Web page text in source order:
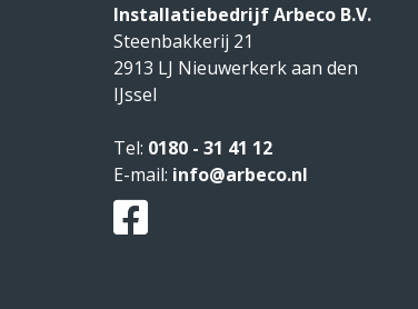
Installatiebedrijf Arbeco B.V.
Steenbakkerij 21
2913 LJ Nieuwerkerk aan den
IJssel
Tel: 0180 - 31 41 12
E-mail: info@arbeco.nl